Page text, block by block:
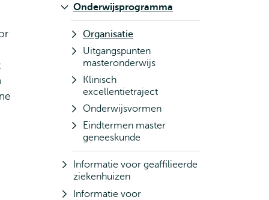
Onderwijsprogramma
Organisatie
Uitgangspunten
masteronderwijs
Klinisch
excellentietraject
Onderwijsvormen
Eindtermen master
geneeskunde
Informatie voor geaffilieerde
ziekenhuizen
Informatie voor